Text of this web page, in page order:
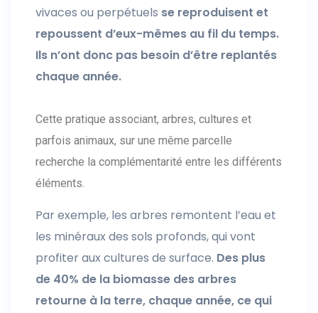
vivaces ou perpétuels se reproduisent et
repoussent d’eux-mêmes au fil du temps.
Ils n’ont donc pas besoin d’être replantés
chaque année.
Cette pratique associant, arbres, cultures et
parfois animaux, sur une même parcelle
recherche la complémentarité entre les différents
éléments.
Par exemple, les arbres remontent l’eau et
les minéraux des sols profonds, qui vont
profiter aux cultures de surface. Des plus
de 40% de la biomasse des arbres
retourne à la terre, chaque année, ce qui